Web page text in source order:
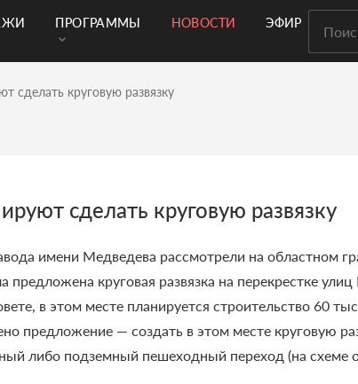
ПРОГРАММЫ НОВОСТИ ЭФИР
сделать круговую развязку
сделать круговую развязку
имени Медведева рассмотрели на областном
круговая развязка на перекрестке
в этом месте планируется строительство 60
предложение — создать в этом месте круговую
либо подземный пешеходный переход (на схеме